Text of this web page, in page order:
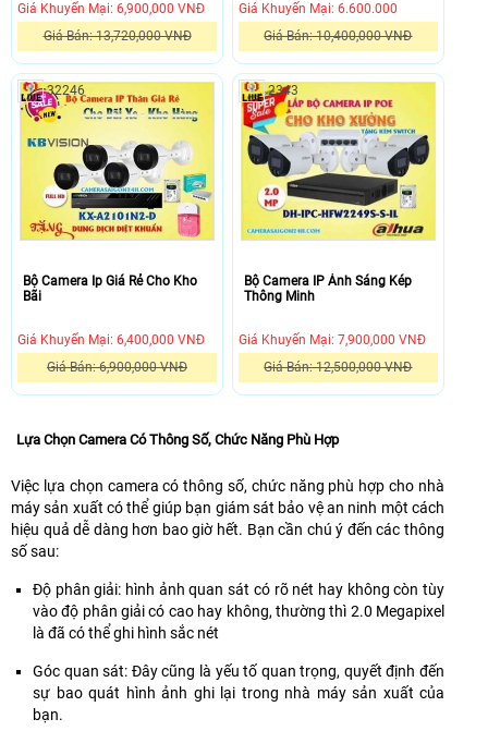
dây
nhân
công
thì
giải
pháp
POE
chọn
thích
nhất
cho
vậy
camera
cho
xưởng
gồm
những
gì,
hôm
nay
camerasaigon24h.com
đưa
nét.
trợ
chế
độ
quan
sát
ngày
đêm
(ICR),chống
ngược
(DWDR,
Chức
tự
động
cân
(AWB),
năng
tự
động
(AGC).Chống
ngược
(BLC),
Chức
cự
định
2.0
MP
với
công
nghệ
thông
như
đàm
2
chiều,
Phát
chuyển
động,
mạo
video,
phát
hiện
âm
thanh,
chuẩn
hình
ảnh
H.265+,
Cảm
biến
CMOS
2.0
MP
hình
ảnh
sắc
nét,tích
hợp
mic
loa
đàm
2
chiều
âm
to
trợ
khe
cắm
nhớ
lên
đến
có
hồng
Giá Khuyến Mại: 6,900,000 VNĐ
Giá Bán: 13,720,000 VNĐ
HIKVISION
DS-
2CD103G0-
là
camera
công
mới,độ
phân
Full
cho
ảnh
nét,
chất
lượng
cao.
chuẩn
nén
H.265+
tiết
kiệm
băng
Giá Khuyến Mại: 6.600.000
Giá Bán: 10,400,000 VNĐ
Trọn
bộ
Camera
Kbvision
KX-
A2111N2
dòng
sản
camera
KX-
nhập
khẩu
chất
tốt,thiết
nhỏ
gọn
đẹp
mang
thẩm
mỹ
trợ
đèn
Bộ Camera Ip Giá Rẻ Cho Kho
Bãi
Giá Khuyến Mại: 6,400,000 VNĐ
Giá Bán: 6,900,000 VNĐ
KBVISION
A2101N2-
là
dòng
camera
IP
H265+
chính
hãng,
lượng
cao.
Sản
32246
Bộ Camera IP Ánh Sáng Kép
Thông Minh
Giá Khuyến Mại: 7,900,000 VNĐ
Giá Bán: 12,500,000 VNĐ
Bộ
IP
Sáng
Kép
Thông
Full
Color
HFW2249S-
S-
2343
Lựa Chọn Camera Có Thông Số, Chức Năng Phù Hợp
Việc lựa chọn camera có thông số, chức năng phù hợp cho nhà
máy sản xuất có thể giúp bạn giám sát bảo vệ an ninh một cách
hiệu quả dễ dàng hơn bao giờ hết. Bạn cần chú ý đến các thông
số sau:
Độ phân giải: hình ảnh quan sát có rõ nét hay không còn tùy
vào độ phân giải có cao hay không, thường thì 2.0 Megapixel
là đã có thể ghi hình sắc nét
Góc quan sát: Đây cũng là yếu tố quan trọng, quyết định đến
sự bao quát hình ảnh ghi lại trong nhà máy sản xuất của
bạn.